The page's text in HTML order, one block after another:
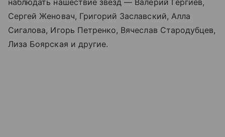
Сергей Женовач, Григорий Заславский, Алла
Сигалова, Игорь Петренко, Вячеслав Стародубцев,
Лиза Боярская и другие.